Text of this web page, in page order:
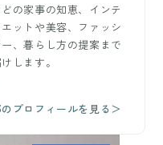
の家事の知恵、インテ
ットや美容、ファッシ
、暮らし方の提案まで
します。
プロフィールを見る＞